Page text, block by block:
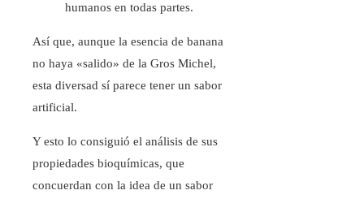
humanos en todas partes.
Así que, aunque la esencia de banana
no haya «salido» de la Gros Michel,
esta diversad sí parece tener un sabor
artificial.
Y esto lo consiguió el análisis de sus
propiedades bioquímicas, que
concuerdan con la idea de un sabor